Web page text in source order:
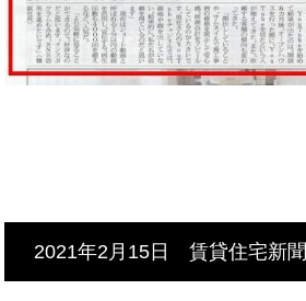
2021年2月15日 賃貸住宅新聞